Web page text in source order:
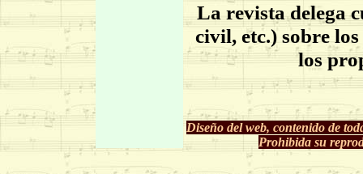
La revista delega
civil, etc.) sobre
los
Diseño del web, contenido de
Prohibida su